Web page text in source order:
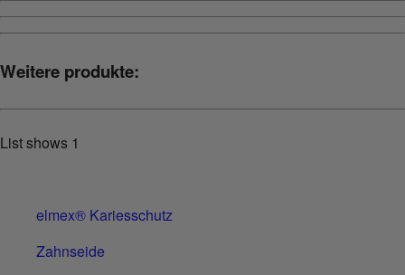
Weitere produkte:
List shows 1
elmex® Kariesschutz
Zahnseide